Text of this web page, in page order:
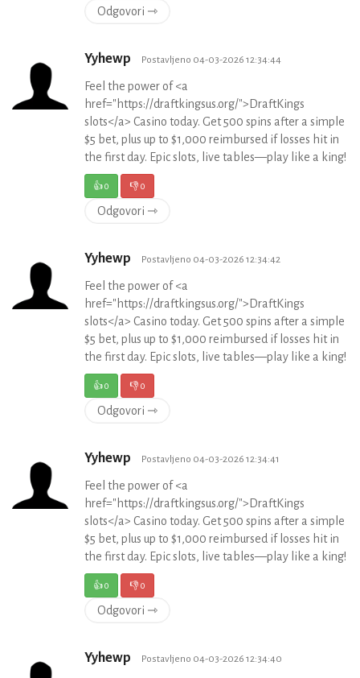
Odgovori ⇾
Yyhewp Postavljeno 04-03-2026 12:34:44
Feel the power of <a
href="https://draftkingsus.org/">DraftKings
slots</a> Casino today. Get 500 spins after a simple
$5 bet, plus up to $1,000 reimbursed if losses hit in
the first day. Epic slots, live tables—play like a king!
👍0 👎0
Odgovori ⇾
Yyhewp Postavljeno 04-03-2026 12:34:42
Feel the power of <a
href="https://draftkingsus.org/">DraftKings
slots</a> Casino today. Get 500 spins after a simple
$5 bet, plus up to $1,000 reimbursed if losses hit in
the first day. Epic slots, live tables—play like a king!
👍0 👎0
Odgovori ⇾
Yyhewp Postavljeno 04-03-2026 12:34:41
Feel the power of <a
href="https://draftkingsus.org/">DraftKings
slots</a> Casino today. Get 500 spins after a simple
$5 bet, plus up to $1,000 reimbursed if losses hit in
the first day. Epic slots, live tables—play like a king!
👍0 👎0
Odgovori ⇾
Yyhewp Postavljeno 04-03-2026 12:34:40